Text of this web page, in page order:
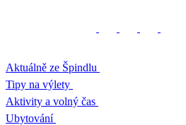
Aktuálně ze Špindlu
Tipy na výlety
Aktivity a volný čas
Ubytování